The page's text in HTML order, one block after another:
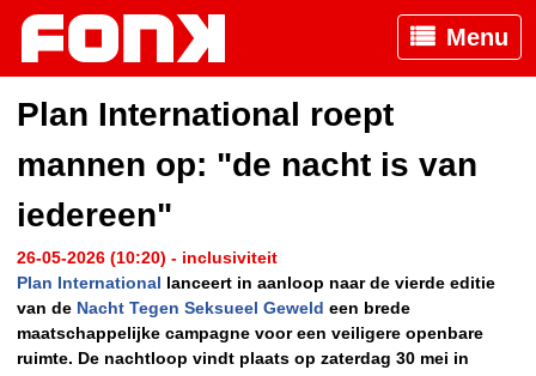
Menu
Plan International roept
mannen op: "de nacht is van
iedereen"
26-05-2026 (10:20) - inclusiviteit
Plan International lanceert in aanloop naar de vierde editie
van de Nacht Tegen Seksueel Geweld een brede
maatschappelijke campagne voor een veiligere openbare
ruimte. De nachtloop vindt plaats op zaterdag 30 mei in